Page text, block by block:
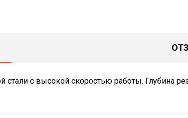
стали с высокой скоростью работы. Глубина